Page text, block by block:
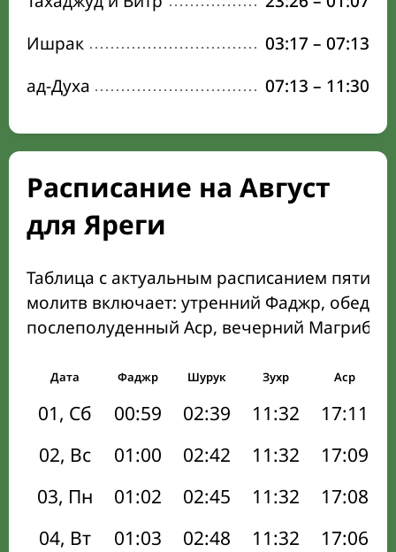
Ишрак
03:17 – 07:13
ад-Духа
07:13 – 11:30
Расписание на Август
для Яреги
Таблица с актуальным расписанием пяти
молитв включает: утренний Фаджр,
послеполуденный Аср, вечерний Магриб
Дата Фаджр Шурук Зухр Аср
01, Сб 00:59 02:39 11:32 17:11
02, Вс
01:00 02:42 11:32 17:09
03, Пн
01:02 02:45 11:32 17:08
04, Вт
01:03 02:48 11:32 17:06